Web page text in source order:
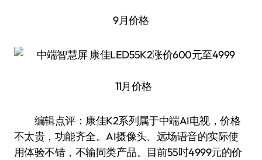
9月价格
11月价格
编辑点评：康佳K2系列属于中端AI电视，价格
不太贵，功能齐全。AI摄像头、远场语音的实际使
用体验不错，不输同类产品。目前55吋4999元的价